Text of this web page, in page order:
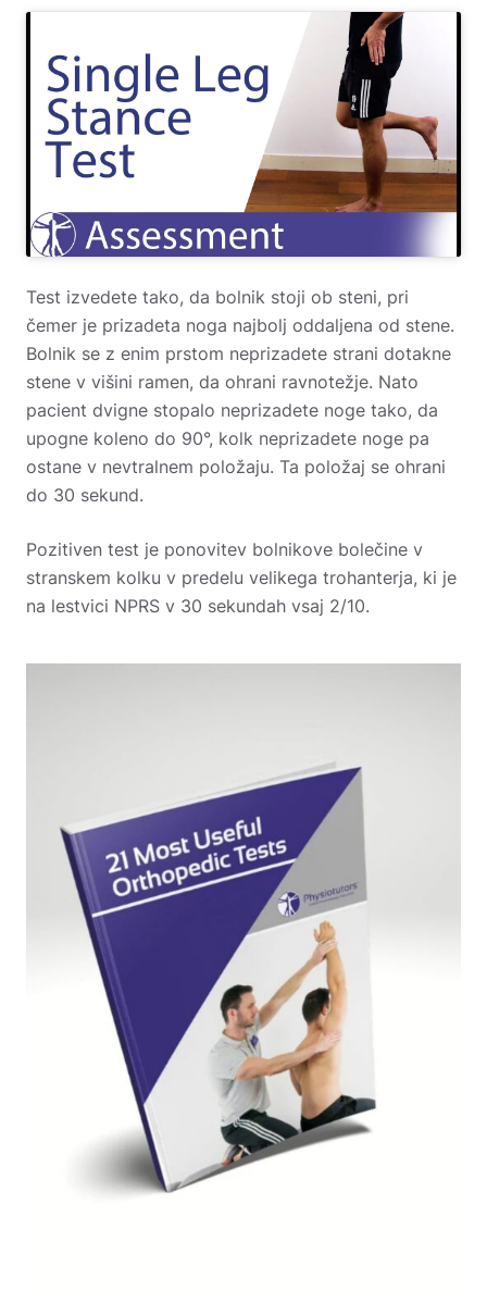
Test izvedete tako, da bolnik stoji ob steni, pri
čemer je prizadeta noga najbolj oddaljena od stene.
Bolnik se z enim prstom neprizadete strani dotakne
stene v višini ramen, da ohrani ravnotežje. Nato
pacient dvigne stopalo neprizadete noge tako, da
upogne koleno do 90°, kolk neprizadete noge pa
ostane v nevtralnem položaju. Ta položaj se ohrani
do 30 sekund.
Pozitiven test je ponovitev bolnikove bolečine v
stranskem kolku v predelu velikega trohanterja, ki je
na lestvici NPRS v 30 sekundah vsaj 2/10.